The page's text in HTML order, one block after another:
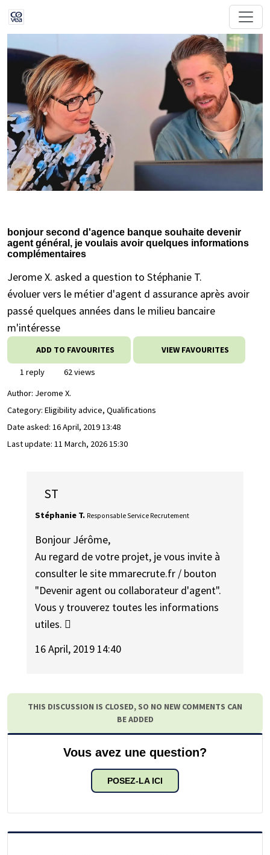
bonjour second d'agence banque souhaite devenir
agent général, je voulais avoir quelques informations
complémentaires
Jerome X. asked a question to Stéphanie T.
évoluer vers le métier d'agent d assurance après avoir
passé quelques années dans le milieu bancaire
m'intéresse
ADD TO FAVOURITES VIEW FAVOURITES
1 reply
62 views
Author: Jerome X.
Category: Eligibility advice, Qualifications
Date asked: 16 April, 2019 13:48
Last update: 11 March, 2026 15:30
ST
Stéphanie T. Responsable Service Recrutement
Bonjour Jérôme,
Au regard de votre projet, je vous invite à
consulter le site mmarecrute.fr / bouton
"Devenir agent ou collaborateur d'agent".
Vous y trouverez toutes les informations
utiles. 
16 April, 2019 14:40
THIS DISCUSSION IS CLOSED, SO NO NEW COMMENTS CAN
BE ADDED
Vous avez une question?
POSEZ-LA ICI